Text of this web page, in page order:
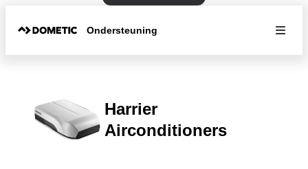
Ondersteuning
Harrier
Airconditioners